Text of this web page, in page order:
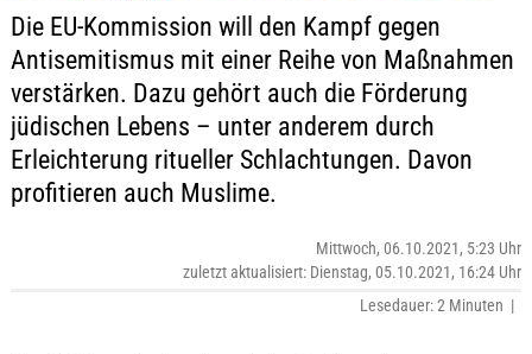
Die EU-Kommission will den Kampf gegen
Antisemitismus mit einer Reihe von Maßnahmen
verstärken. Dazu gehört auch die Förderung
jüdischen Lebens – unter anderem durch
Erleichterung ritueller Schlachtungen. Davon
profitieren auch Muslime.
Mittwoch, 06.10.2021, 5:23 Uhr
zuletzt aktualisiert: Dienstag, 05.10.2021, 16:24 Uhr
Lesedauer: 2 Minuten |